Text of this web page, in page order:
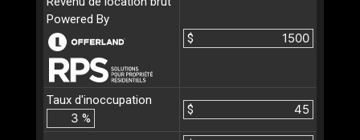
Powered By
$
Taux d'inoccupation
%
$